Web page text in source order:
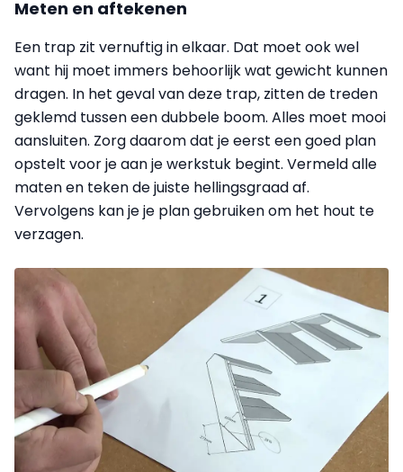
Meten en aftekenen
Een trap zit vernuftig in elkaar. Dat moet ook wel
want hij moet immers behoorlijk wat gewicht kunnen
dragen. In het geval van deze trap, zitten de treden
geklemd tussen een dubbele boom. Alles moet mooi
aansluiten. Zorg daarom dat je eerst een goed plan
opstelt voor je aan je werkstuk begint. Vermeld alle
maten en teken de juiste hellingsgraad af.
Vervolgens kan je je plan gebruiken om het hout te
verzagen.